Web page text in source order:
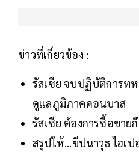
ข่าวที่เกี่ยวข้อง :
รัสเซีย จบปฏิบัติการท
ดูแลภูมิภาคดอนบาส
รัสเซีย ต้องการซื้อขาย
สรุปให้...ขีปนาวุธ ไฮเ